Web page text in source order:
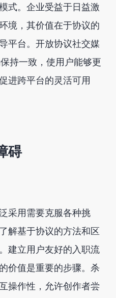
式。企业受益于日益激
境，其价值在于协议的
平台。开放协议社交媒
持一致，使用户能够更
进跨平台的灵活可用
碍
采用需要克服各种挑
解基于协议的方法和区
建立用户友好的入职流
价值是重要的步骤。杀
操作性，允许创作者尝